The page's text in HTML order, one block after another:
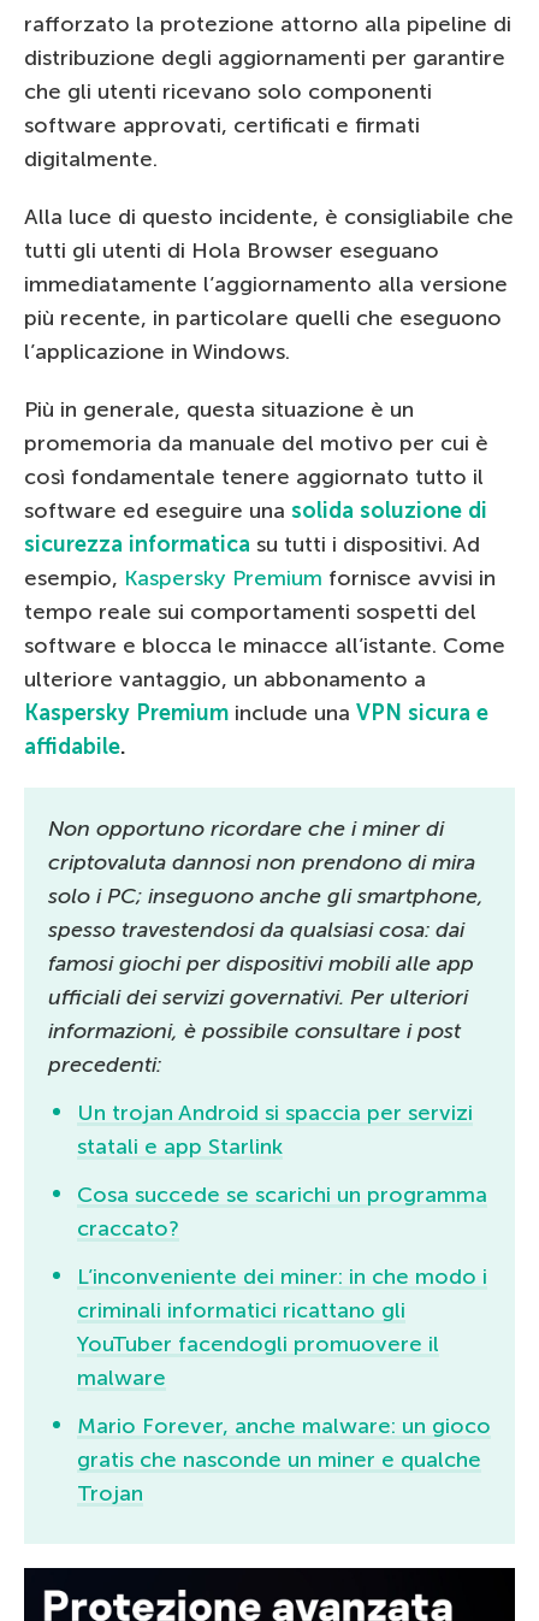
rafforzato la protezione attorno alla pipeline di
distribuzione degli aggiornamenti per garantire
che gli utenti ricevano solo componenti
software approvati, certificati e firmati
digitalmente.
Alla luce di questo incidente, è consigliabile che
tutti gli utenti di Hola Browser eseguano
immediatamente l’aggiornamento alla versione
più recente, in particolare quelli che eseguono
l’applicazione in Windows.
Più in generale, questa situazione è un
promemoria da manuale del motivo per cui è
così fondamentale tenere aggiornato tutto il
software ed eseguire una solida soluzione di
sicurezza informatica su tutti i dispositivi. Ad
esempio, Kaspersky Premium fornisce avvisi in
tempo reale sui comportamenti sospetti del
software e blocca le minacce all’istante. Come
ulteriore vantaggio, un abbonamento a
Kaspersky Premium include una VPN sicura e
affidabile.
Non opportuno ricordare che i miner di
criptovaluta dannosi non prendono di mira
solo i PC; inseguono anche gli smartphone,
spesso travestendosi da qualsiasi cosa: dai
famosi giochi per dispositivi mobili alle app
ufficiali dei servizi governativi. Per ulteriori
informazioni, è possibile consultare i post
precedenti:
Un trojan Android si spaccia per servizi
statali e app Starlink
Cosa succede se scarichi un programma
craccato?
L’inconveniente dei miner: in che modo i
criminali informatici ricattano gli
YouTuber facendogli promuovere il
malware
Mario Forever, anche malware: un gioco
gratis che nasconde un miner e qualche
Trojan